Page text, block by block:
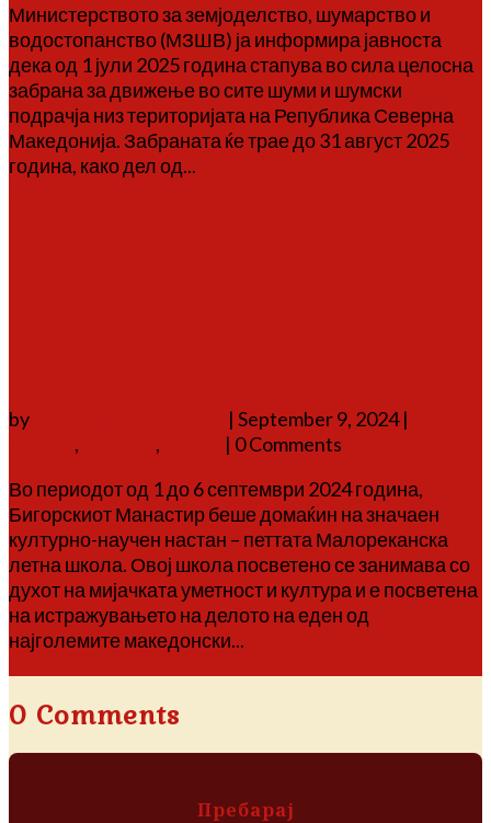
Министерството за земјоделство, шумарство и
водостопанство (МЗШВ) ја информира јавноста
дека од 1 јули 2025 година стапува во сила целосна
забрана за движење во сите шуми и шумски
подрачја низ територијата на Република Северна
Македонија. Забраната ќе трае до 31 август 2025
година, како дел од...
by | September 9, 2024|
, ,
| 0 Comments
Во периодот од 1 до 6 септември 2024 година,
Бигорскиот Манастир беше домаќин на значаен
културно-научен настан – петтата Малореканска
летна школа. Овој школа посветено се занимава со
духот на мијачката уметност и култура и е посветена
на истражувањето на делото на еден од
најголемите македонски...
0 Comments
Пребарај